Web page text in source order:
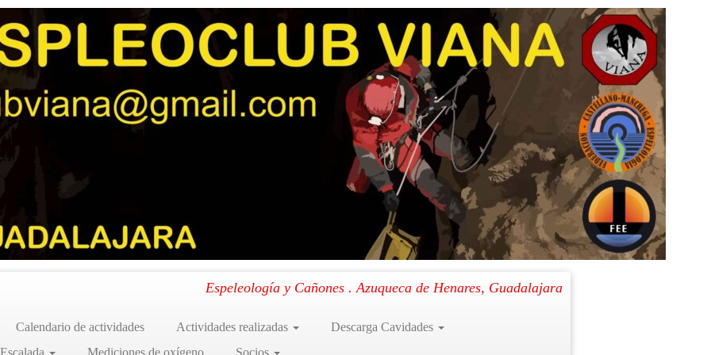
Espeleología y Cañones . Azuqueca de Henares, Guadalajara
Calendario de actividades Actividades realizadas
Descarga Cavidades
Mediciones de oxígeno Socios
05 – 2015)
Siguiente →